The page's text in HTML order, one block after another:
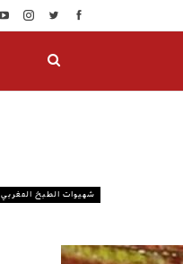
شهيوات الطبخ المغربي